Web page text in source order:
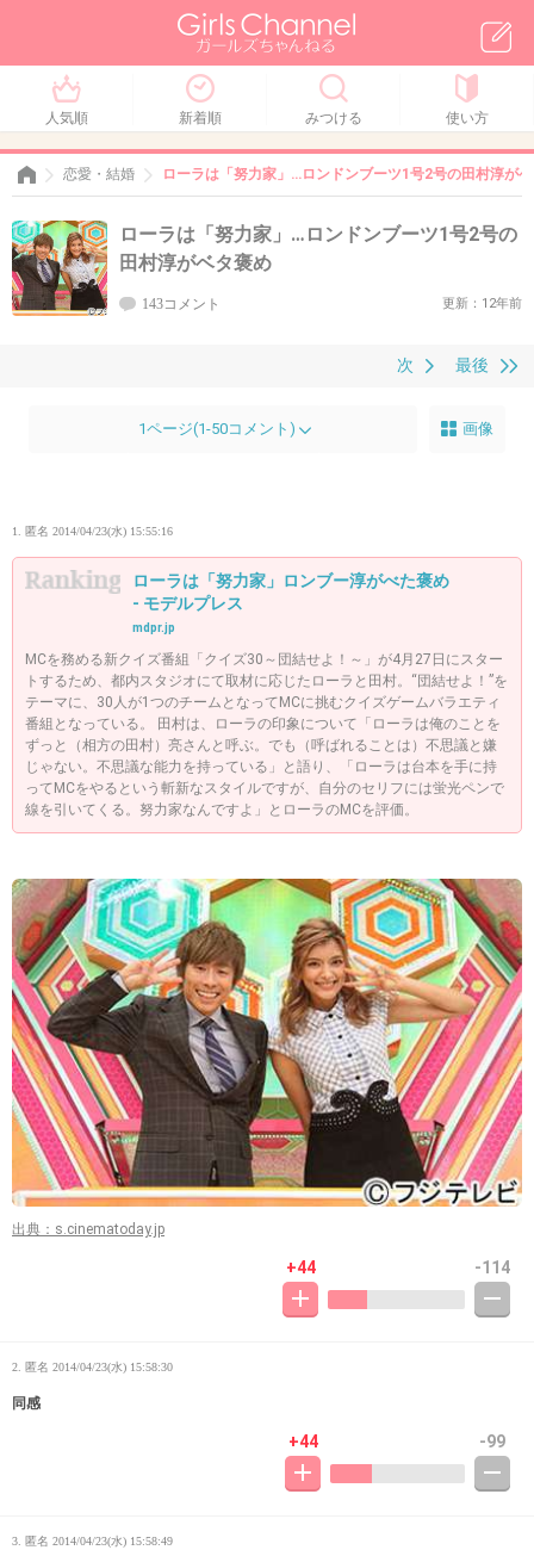
人気順 新着順 みつける 使い方
恋愛・結婚 ローラは「努力家」…ロンドンブーツ1号2号の田村淳が
ローラは「努力家」…ロンドンブーツ1号2号の
田村淳がベタ褒め
143コメント 更新：12年前
最後
次
1ページ(1-50コメント) 画像
1. 匿名 2014/04/23(水) 15:55:16
ローラは「努力家」ロンブー淳がべた褒め
- モデルプレス
mdpr.jp
MCを務める新クイズ番組「クイズ30～団結せよ！～」が4月27日にスター
トするため、都内スタジオにて取材に応じたローラと田村。“団結せよ！”を
テーマに、30人が1つのチームとなってMCに挑むクイズゲームバラエティ
番組となっている。 田村は、ローラの印象について「ローラは俺のことを
ずっと（相方の田村）亮さんと呼ぶ。でも（呼ばれることは）不思議と嫌
じゃない。不思議な能力を持っている」と語り、「ローラは台本を手に持
ってMCをやるという斬新なスタイルですが、自分のセリフには蛍光ペンで
線を引いてくる。努力家なんですよ」とローラのMCを評価。
出典：s.cinematoday.jp
+44 -114
2. 匿名 2014/04/23(水) 15:58:30
同感
+44 -99
3. 匿名 2014/04/23(水) 15:58:49